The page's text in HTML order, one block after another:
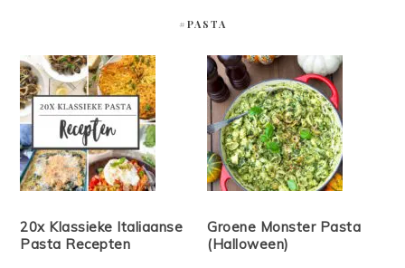
#PASTA
20x Klassieke Italiaanse
Pasta Recepten
Groene Monster Pasta
(Halloween)